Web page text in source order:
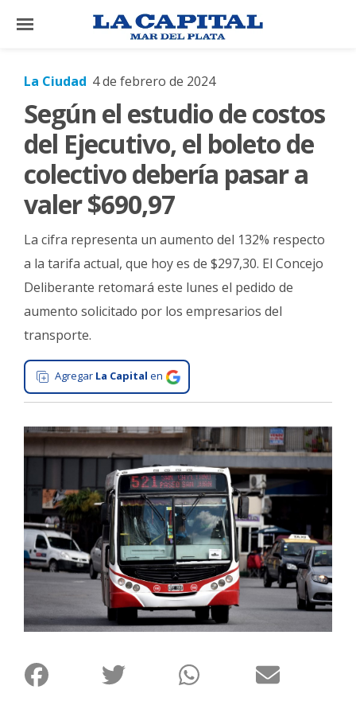
×
El
País
Mundo
La
Cultura
Tecnología
Gastronomía
Interés
General
La
Ciudad
Arte
y
Espectáculos
Policiales
Fotos
Familia
Clasificados
La Ciudad 4 de febrero de 2024
Según el estudio de costos
del Ejecutivo, el boleto de
colectivo debería pasar a
valer $690,97
La cifra representa un aumento del 132% respecto
a la tarifa actual, que hoy es de $297,30. El Concejo
Deliberante retomará este lunes el pedido de
aumento solicitado por los empresarios del
transporte.
Agregar La Capital en